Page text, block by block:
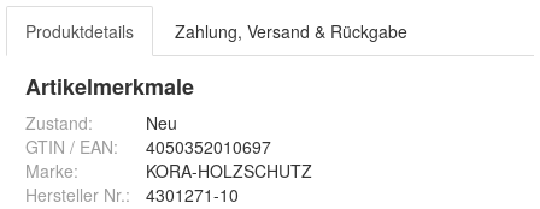
Produktdetails Zahlung, Versand & Rückgabe
Artikelmerkmale
Zustand:
Neu
GTIN / EAN:
4050352010697
Marke:
KORA-HOLZSCHUTZ
Hersteller Nr.:
4301271-10